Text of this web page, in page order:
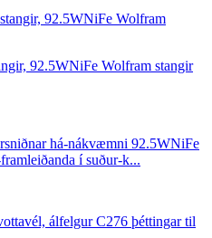
92.5WNiFe Wolfram stangir
há-nákvæmni 92.5WNiFe
í suður-k...